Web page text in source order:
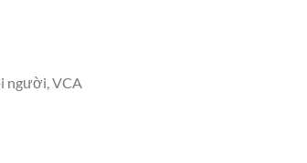
người, VCA